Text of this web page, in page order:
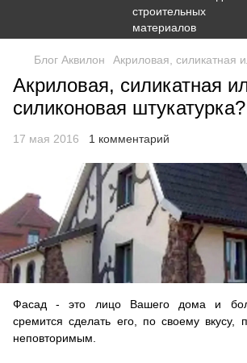
Блог Аквилон Акриловая, силикатная
Акриловая, силикатная
силиконовая штукатурка?
17 мая 2016 1 комментарий
Фасад - это лицо Вашего дома и
сремится сделать его, по своему вкусу,
неповторимым.